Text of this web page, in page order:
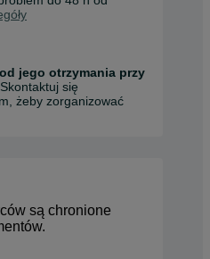
jego otrzymania przy
Skontaktuj się
żeby zorganizować
są chronione